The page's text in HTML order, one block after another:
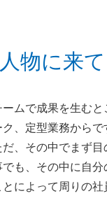
物に来
ムで成果を生む
、定型業務から
、その中でまず
も、その中に自
によって周りの